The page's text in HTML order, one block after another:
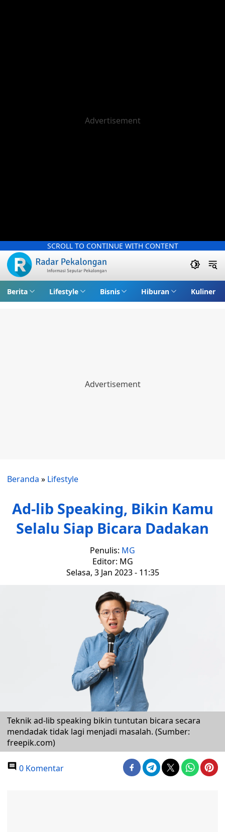
SCROLL TO CONTINUE WITH CONTENT
Berita Lifestyle Bisnis Hiburan Kuliner
Beranda » Lifestyle
Ad-lib Speaking, Bikin Kamu
Selalu Siap Bicara Dadakan
Penulis: MG
Editor: MG
Selasa, 3 Jan 2023 - 11:35
Teknik ad-lib speaking bikin tuntutan bicara secara
mendadak tidak lagi menjadi masalah. (Sumber:
freepik.com)
0 Komentar